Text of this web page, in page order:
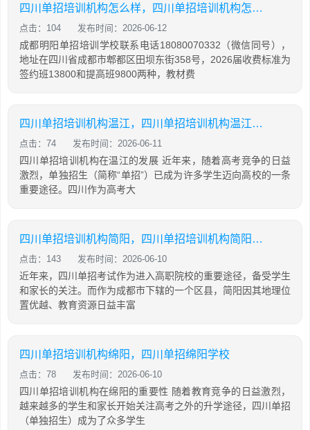
四川单招培训机构怎么样，四川单招培训机构怎么样知乎
点击：104 发布时间：2026-06-12
成都明阳单招培训学校联系电话18080070332（微信同号），
地址在四川省成都市郫都区田坝东街358号，2026届收费标准为
签约班13800和提高班9800两种，教材费
四川单招培训机构温江，四川单招培训机构温江有哪些
点击：74 发布时间：2026-06-11
四川单招培训机构在温江的发展 近年来，随着高考竞争的日益
激烈，单独招生（简称“单招”）已成为许多学生迈向高校的一条
重要途径。四川作为高考大
四川单招培训机构简阳，四川单招培训机构简阳地址
点击：143 发布时间：2026-06-10
近年来，四川单招考试作为进入高职院校的重要途径，备受学生
和家长的关注。而作为成都市下辖的一个区县，简阳因其地理位
置优越、教育资源日益丰富
四川单招培训机构绵阳，四川单招绵阳学校
点击：78 发布时间：2026-06-10
四川单招培训机构在绵阳的重要性 随着教育竞争的日益激烈，
越来越多的学生和家长开始关注高考之外的升学途径，四川单招
（单独招生）成为了众多学生